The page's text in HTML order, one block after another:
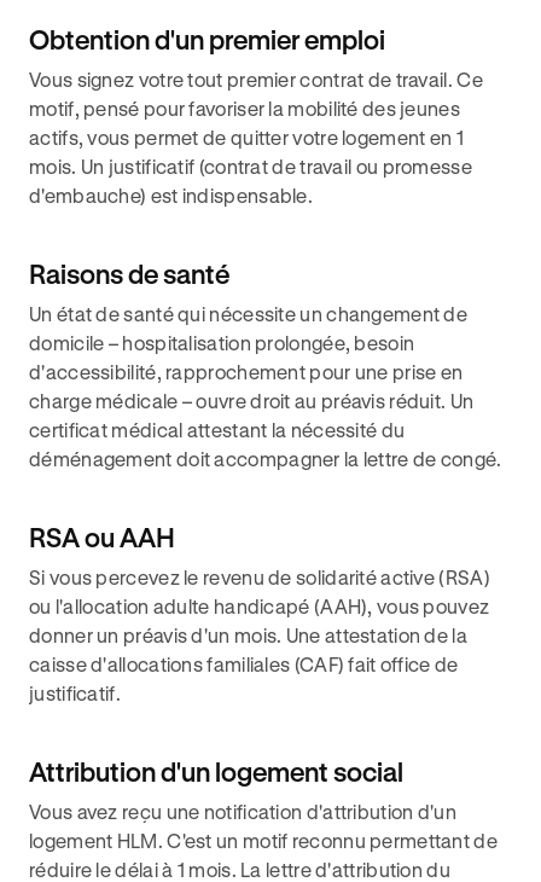
Obtention d'un premier emploi
Vous signez votre tout premier contrat de travail. Ce
motif, pensé pour favoriser la mobilité des jeunes
actifs, vous permet de quitter votre logement en 1
mois. Un justificatif (contrat de travail ou promesse
d'embauche) est indispensable.
Raisons de santé
Un état de santé qui nécessite un changement de
domicile – hospitalisation prolongée, besoin
d'accessibilité, rapprochement pour une prise en
charge médicale – ouvre droit au préavis réduit. Un
certificat médical attestant la nécessité du
déménagement doit accompagner la lettre de congé.
RSA ou AAH
Si vous percevez le revenu de solidarité active (RSA)
ou l'allocation adulte handicapé (AAH), vous pouvez
donner un préavis d'un mois. Une attestation de la
caisse d'allocations familiales (CAF) fait office de
justificatif.
Attribution d'un logement social
Vous avez reçu une notification d'attribution d'un
logement HLM. C'est un motif reconnu permettant de
réduire le délai à 1 mois. La lettre d'attribution du